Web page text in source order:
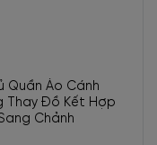
Gỗ MDF Melamine +
Quần Áo Cánh
Thay Đồ Kết Hợp
Chảnh